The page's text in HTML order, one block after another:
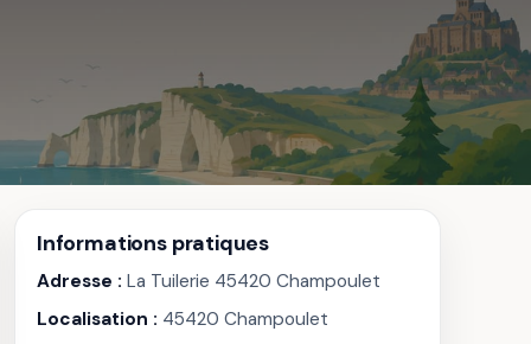
Informations pratiques
Adresse : La Tuilerie 45420 Champoulet
Localisation : 45420 Champoulet